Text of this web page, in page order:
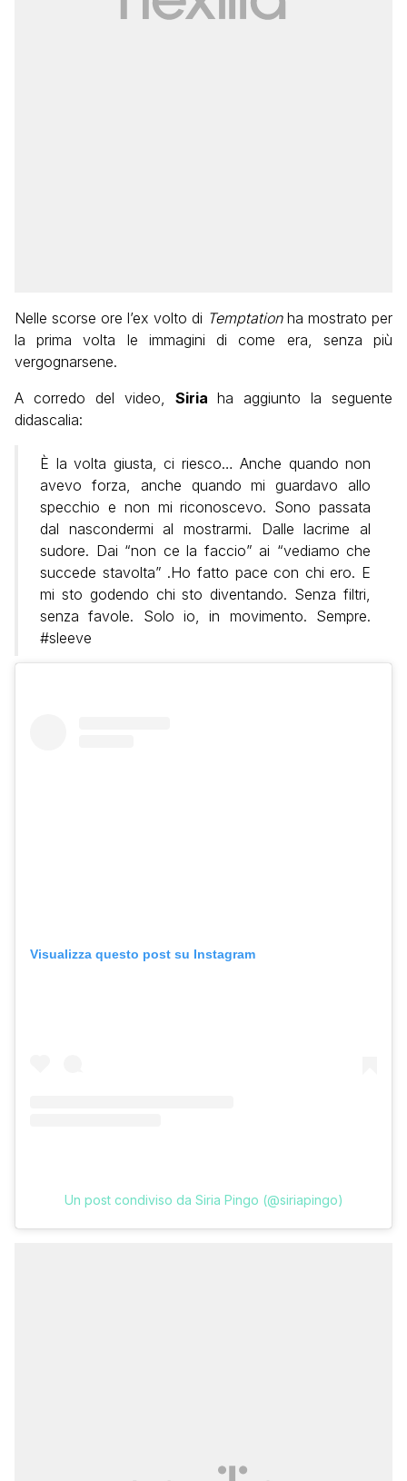
Nelle scorse ore l’ex volto di Temptationha mostrato per
la prima volta le immagini di come era, senza più
vergognarsene.
A corredo del video, Siria ha aggiunto la seguente
didascalia:
È la volta giusta, ci riesco… Anche quando non
avevo forza, anche quando mi guardavo allo
specchio e non mi riconoscevo. Sono passata
dal nascondermi al mostrarmi. Dalle lacrime al
sudore. Dai “non ce la faccio” ai “vediamo che
succede stavolta” .Ho fatto pace con chi ero. E
mi sto godendo chi sto diventando. Senza filtri,
senza favole. Solo io, in movimento. Sempre.
#sleeve
Visualizza questo post su Instagram
Un post condiviso da Siria Pingo (@siriapingo)